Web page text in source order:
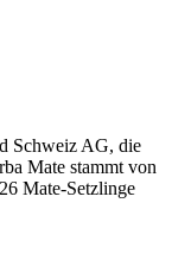
traditionelle Art und
aromatisch und
Alltag vereint die
in einem einzigen
mit Zitronengras
Und gesund dazu.
erfrischender
«Gibt dir das Leben
Schweiz AG, die
Mate stammt von
Mate-Setzlinge